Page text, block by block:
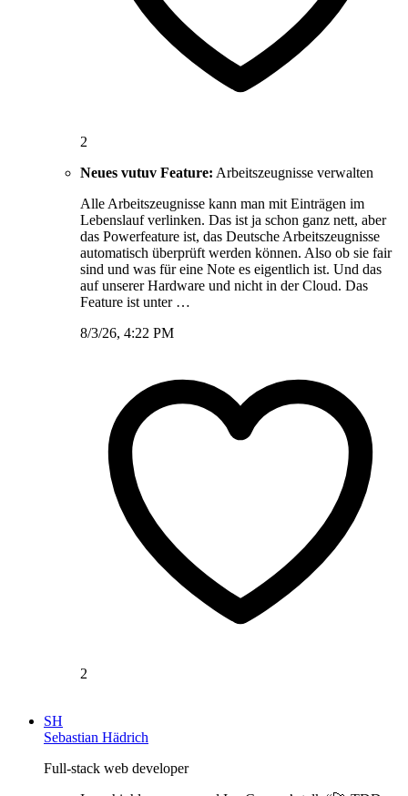
2
Neues vutuv Feature: Arbeitszeugnisse verwalten
Alle Arbeitszeugnisse kann man mit Einträgen im
Lebenslauf verlinken. Das ist ja schon ganz nett, aber
das Powerfeature ist, das Deutsche Arbeitszeugnisse
automatisch überprüft werden können. Also ob sie fair
sind und was für eine Note es eigentlich ist. Und das
auf unserer Hardware und nicht in der Cloud. Das
Feature ist unter …
8/3/26, 4:22 PM
2
SH
Sebastian Hädrich
Full-stack web developer